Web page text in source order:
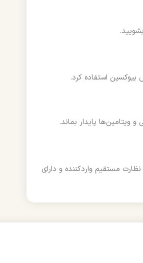
استفاده کرد.
پایدار بماند.
مستقیم واردکننده و دارای